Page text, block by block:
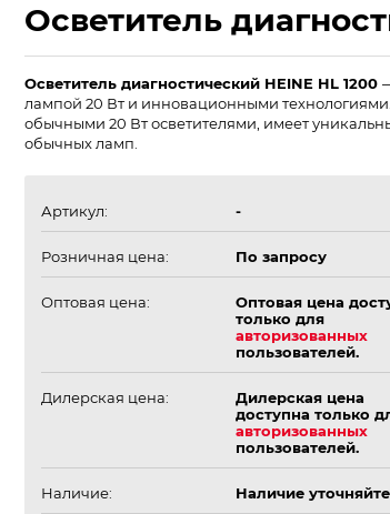
Осветитель
Осветитель диагностический HEINE HL 1200
лампой 20 Вт и инновационными
обычными 20 Вт осветителями, имеет
обычных ламп.
Артикул: -
Розничная цена: По запросу
Оптовая цена:
Оптовая цена
только для
авторизованных
пользователей.
Дилерская цена:
Дилерская цена
доступна только
авторизованных
пользователей.
Наличие: Наличие уточняйте